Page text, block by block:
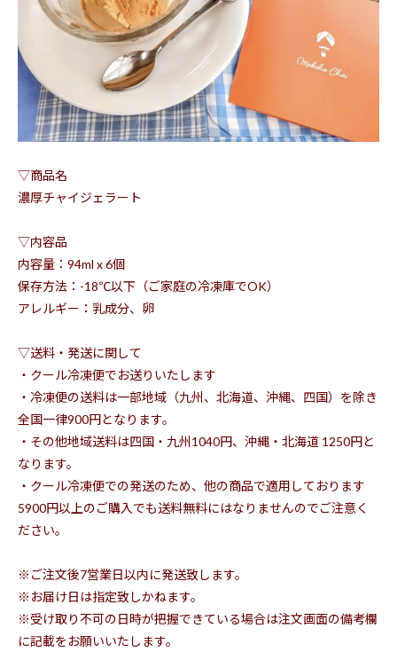
▽商品名
濃厚チャイジェラート
▽内容品
内容量：94ml x 6個
保存方法：-18℃以下（ご家庭の冷凍庫でOK）
アレルギー：乳成分、卵
▽送料・発送に関して
・クール冷凍便でお送りいたします
・冷凍便の送料は一部地域（九州、北海道、沖縄、四国）を除き
全国一律900円となります。
・その他地域送料は四国・九州1040円、沖縄・北海道 1250円と
なります。
・クール冷凍便での発送のため、他の商品で適用しております
5900円以上のご購入でも送料無料にはなりませんのでご注意く
ださい。
※ご注文後7営業日以内に発送致します。
※お届け日は指定致しかねます。
※受け取り不可の日時が把握できている場合は注文画面の備考欄
に記載をお願いいたします。